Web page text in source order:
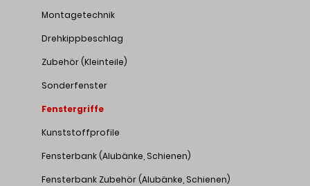
Montagetechnik
Drehkippbeschlag
Zubehör (Kleinteile)
Sonderfenster
Fenstergriffe
Kunststoffprofile
Fensterbank (Alubänke, Schienen)
Fensterbank Zubehör (Alubänke, Schienen)